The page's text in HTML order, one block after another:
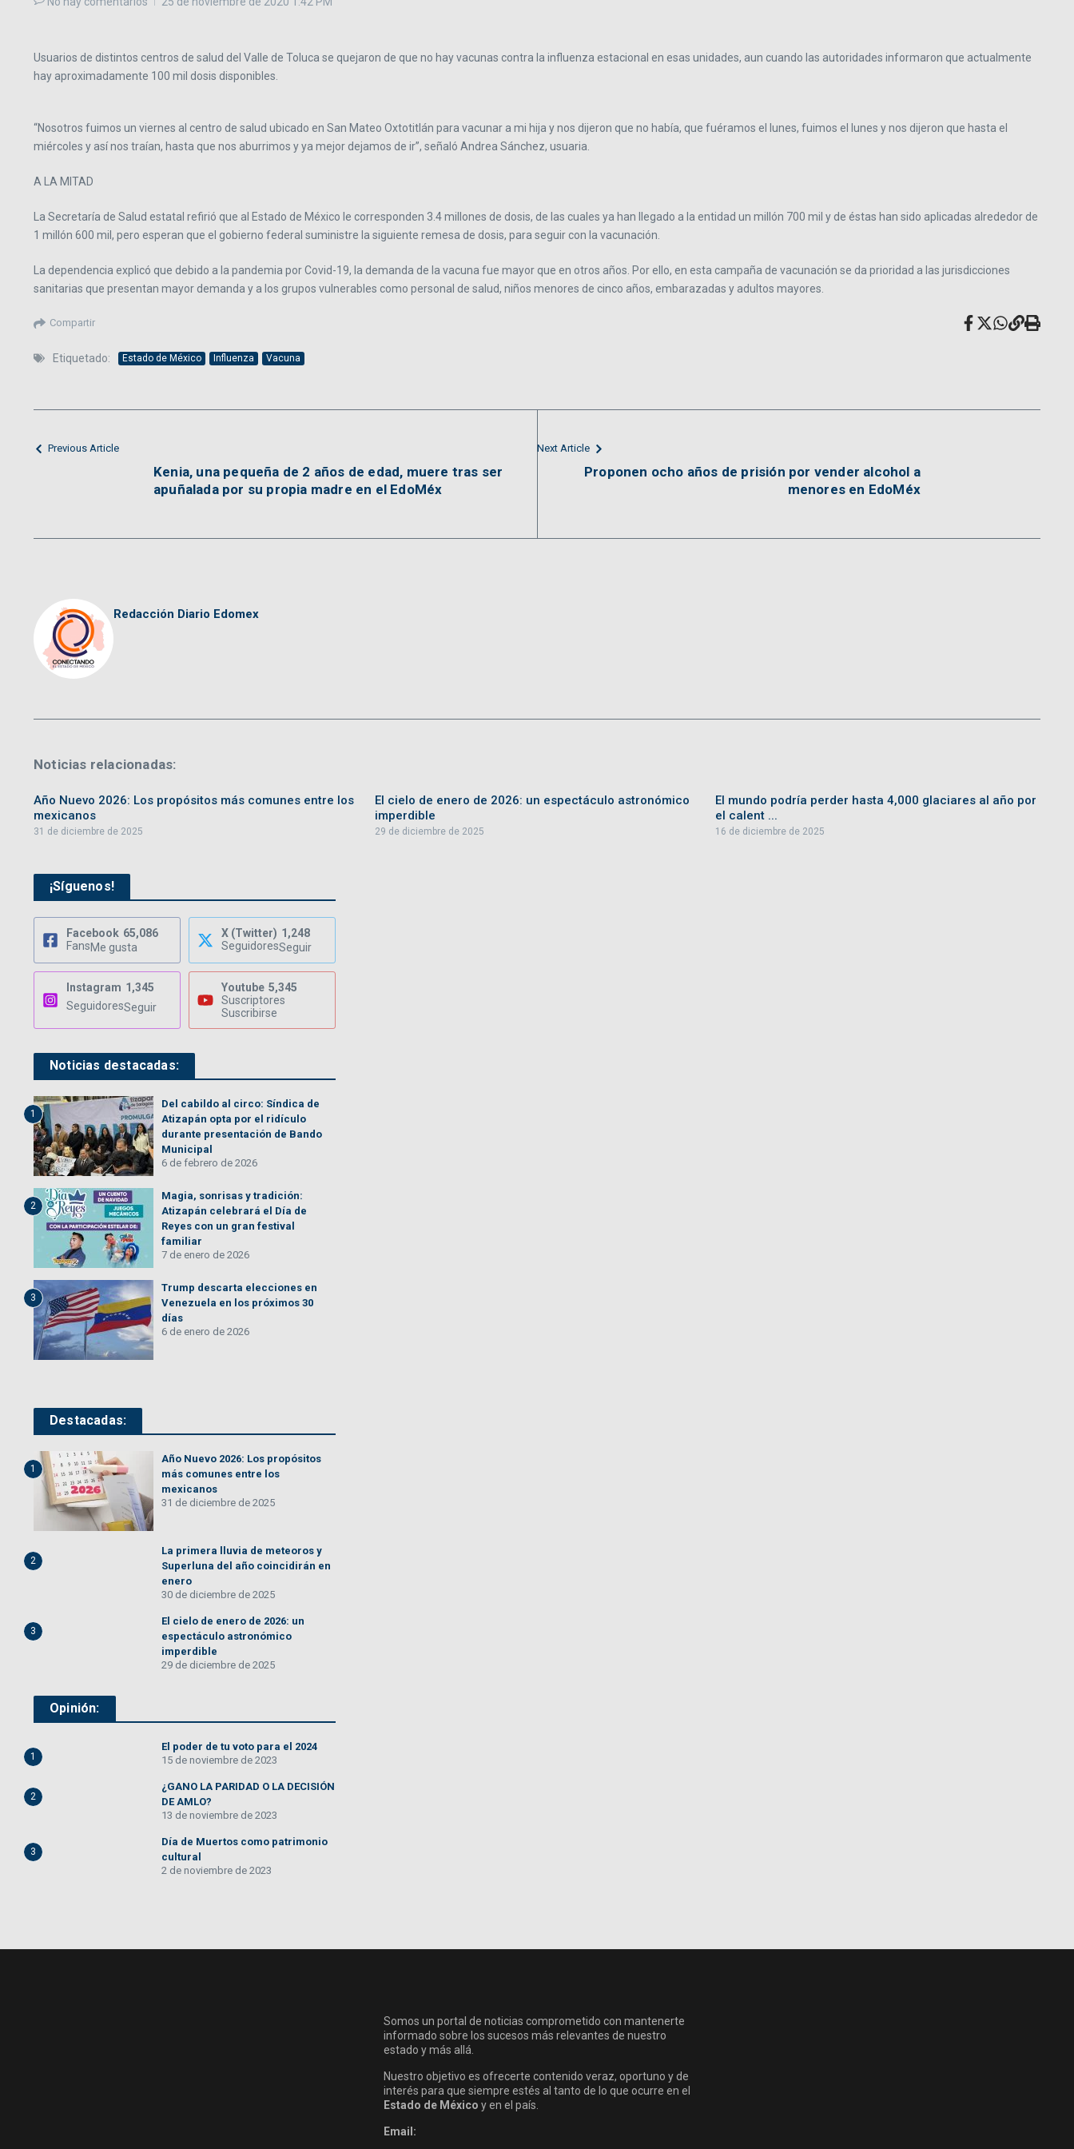
Usuarios de distintos centros de salud del Valle de Toluca se quejaron de que no hay vacunas contra la influenza estacional en esas unidades, aun cuando las autoridades informaron que actualmente
hay aproximadamente 100 mil dosis disponibles.
“Nosotros fuimos un viernes al centro de salud ubicado en San Mateo Oxtotitlán para vacunar a mi hija y nos dijeron que no había, que fuéramos el lunes, fuimos el lunes y nos dijeron que hasta el
miércoles y así nos traían, hasta que nos aburrimos y ya mejor dejamos de ir”, señaló Andrea Sánchez, usuaria.
A LA MITAD
La Secretaría de Salud estatal refirió que al Estado de México le corresponden 3.4 millones de dosis, de las cuales ya han llegado a la entidad un millón 700 mil y de éstas han sido aplicadas alrededor de
1 millón 600 mil, pero esperan que el gobierno federal suministre la siguiente remesa de dosis, para seguir con la vacunación.
La dependencia explicó que debido a la pandemia por Covid-19, la demanda de la vacuna fue mayor que en otros años. Por ello, en esta campaña de vacunación se da prioridad a las jurisdicciones
sanitarias que presentan mayor demanda y a los grupos vulnerables como personal de salud, niños menores de cinco años, embarazadas y adultos mayores.
Compartir
Etiquetado: Estado de México Influenza Vacuna
Previous Article
Kenia, una pequeña de 2 años de edad, muere tras ser
apuñalada por su propia madre en el EdoMéx
Next Article
Proponen ocho años de prisión por vender alcohol a
menores en EdoMéx
Redacción Diario Edomex
Noticias relacionadas:
Año Nuevo 2026: Los propósitos más comunes entre los
mexicanos
31 de diciembre de 2025
El cielo de enero de 2026: un espectáculo astronómico
imperdible
29 de diciembre de 2025
El mundo podría perder hasta 4,000 glaciares al año por
el calent ...
16 de diciembre de 2025
¡Síguenos!
Facebook 65,086
FansMe gusta
X (Twitter) 1,248
SeguidoresSeguir
Instagram 1,345
SeguidoresSeguir
Youtube 5,345
Suscriptores
Suscribirse
Noticias destacadas:
1
Del cabildo al circo: Síndica de
Atizapán opta por el ridículo
durante presentación de Bando
Municipal
6 de febrero de 2026
2
Magia, sonrisas y tradición:
Atizapán celebrará el Día de
Reyes con un gran festival
familiar
7 de enero de 2026
3
Trump descarta elecciones en
Venezuela en los próximos 30
días
6 de enero de 2026
Destacadas:
1
Año Nuevo 2026: Los propósitos
más comunes entre los
mexicanos
31 de diciembre de 2025
2
La primera lluvia de meteoros y
Superluna del año coincidirán en
enero
30 de diciembre de 2025
3
El cielo de enero de 2026: un
espectáculo astronómico
imperdible
29 de diciembre de 2025
Opinión:
1
El poder de tu voto para el 2024
15 de noviembre de 2023
2
¿GANO LA PARIDAD O LA DECISIÓN
DE AMLO?
13 de noviembre de 2023
3
Día de Muertos como patrimonio
cultural
2 de noviembre de 2023
Somos un portal de noticias comprometido con mantenerte
informado sobre los sucesos más relevantes de nuestro
estado y más allá.
Nuestro objetivo es ofrecerte contenido veraz, oportuno y de
interés para que siempre estés al tanto de lo que ocurre en el
Estado de México y en el país.
Email: